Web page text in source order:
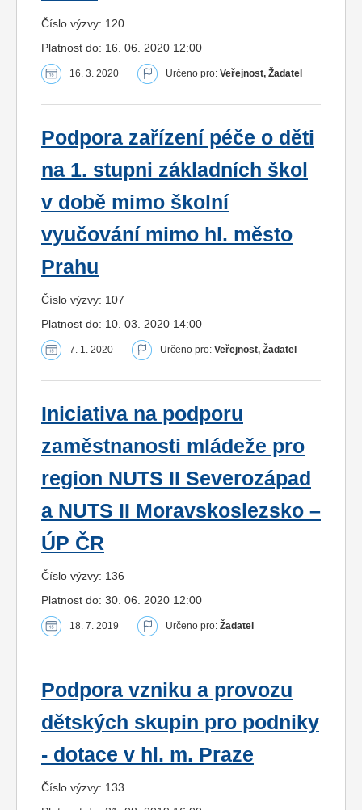
Číslo výzvy: 120
Platnost do: 16. 06. 2020 12:00
16. 3. 2020 Určeno pro: Veřejnost, Žadatel
Podpora zařízení péče o děti
na 1. stupni základních škol
v době mimo školní
vyučování mimo hl. město
Prahu
Číslo výzvy: 107
Platnost do: 10. 03. 2020 14:00
7. 1. 2020 Určeno pro: Veřejnost, Žadatel
Iniciativa na podporu
zaměstnanosti mládeže pro
region NUTS II Severozápad
a NUTS II Moravskoslezsko –
ÚP ČR
Číslo výzvy: 136
Platnost do: 30. 06. 2020 12:00
18. 7. 2019 Určeno pro: Žadatel
Podpora vzniku a provozu
dětských skupin pro podniky
- dotace v hl. m. Praze
Číslo výzvy: 133